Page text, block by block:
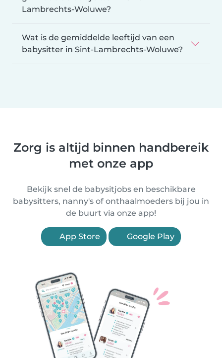
Lambrechts-Woluwe?
Wat is de gemiddelde leeftijd van een
babysitter in Sint-Lambrechts-Woluwe?
Zorg is altijd binnen handbereik
met onze app
Bekijk snel de babysitjobs en beschikbare
babysitters, nanny's of onthaalmoeders bij jou in
de buurt via onze app!
App Store Google Play